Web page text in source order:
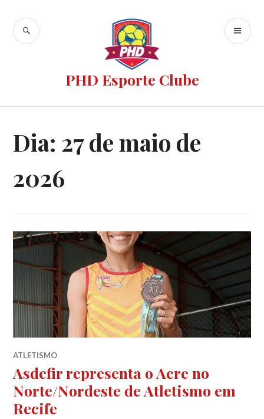
PHD Esporte Clube
Dia: 27 de maio de
2026
ATLETISMO
Asdefir representa o Acre no
Norte/Nordeste de Atletismo em
Recife